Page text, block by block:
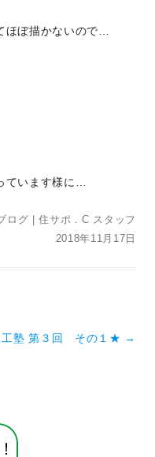
ほぼ描かないので…
ています様に…
ログ |住サポ．C スタッフ
2018年11月17日
工塾 第３回 その１★ →